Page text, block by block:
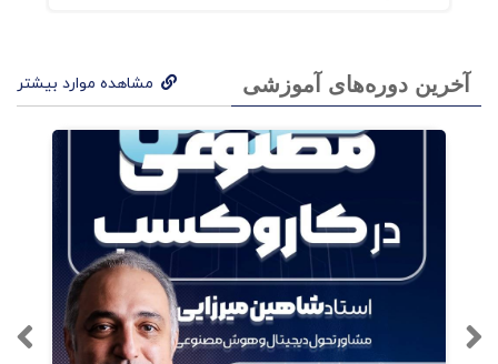
آخرین دوره‌های آموزشی مشاهده موارد بیشتر